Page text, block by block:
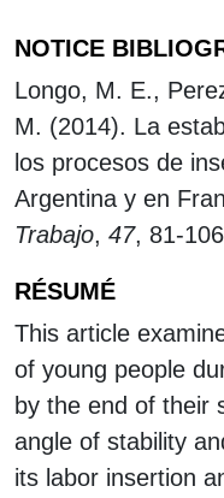
NOTICE
Longo, M. E.,
M. (2014). La
los procesos de
Argentina y en
Trabajo, 47, 81-
RÉSUMÉ
This article
of young people
by the end of their
angle of stability
its labor insertion